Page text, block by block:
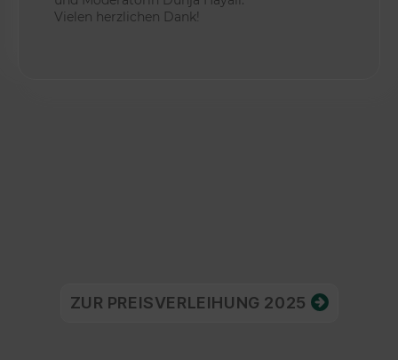
Vielen herzlichen Dank!
ZUR PREISVERLEIHUNG 2025